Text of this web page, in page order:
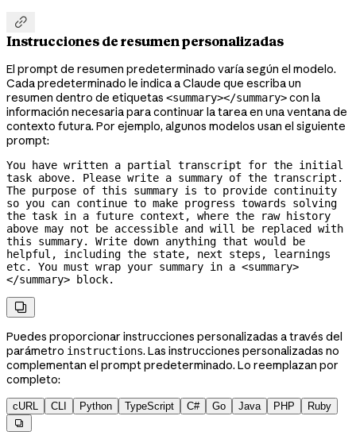

Instrucciones de resumen personalizadas
El prompt de resumen predeterminado varía según el modelo.
Cada predeterminado le indica a Claude que escriba un
resumen dentro de etiquetas <summary></summary>con la
información necesaria para continuar la tarea en una ventana de
contexto futura. Por ejemplo, algunos modelos usan el siguiente
prompt:
You have written a partial transcript for the initial
task above. Please write a summary of the transcript.
The purpose of this summary is to provide continuity
so you can continue to make progress towards solving
the task in a future context, where the raw history
above may not be accessible and will be replaced with
this summary. Write down anything that would be
helpful, including the state, next steps, learnings
etc. You must wrap your summary in a <summary>
</summary> block.

Puedes proporcionar instrucciones personalizadas a través del
parámetro instructions. Las instrucciones personalizadas no
complementan el prompt predeterminado. Lo reemplazan por
completo:
cURL CLI Python TypeScript C# Go Java PHP Ruby
